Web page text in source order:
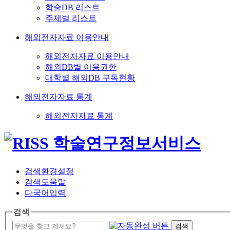
학술DB 리스트
주제별 리스트
해외전자자료 이용안내
해외전자자료 이용안내
해외DB별 이용권한
대학별 해외DB 구독현황
해외전자자료 통계
해외전자자료 통계
검색환경설정
검색도움말
다국어입력
검색
검색